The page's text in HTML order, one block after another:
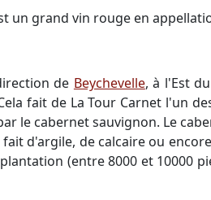
un grand vin rouge en
de Beychevelle, à l'Est
fait de La Tour Carnet l'un
le cabernet sauvignon. Le
d'argile, de calcaire ou
(entre 8000 et 10000